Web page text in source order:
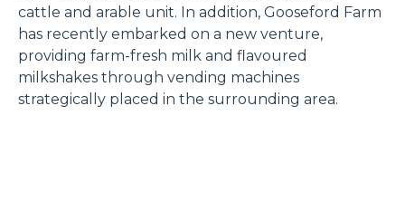
cattle and arable unit. In addition, Gooseford Farm
has recently embarked on a new venture,
providing farm-fresh milk and flavoured
milkshakes through vending machines
strategically placed in the surrounding area.